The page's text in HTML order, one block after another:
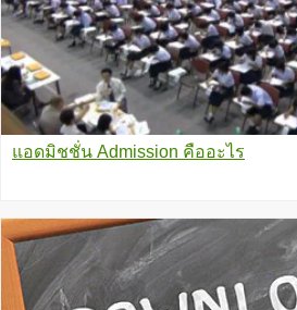
แอดมิชชั่น Admission คืออะไร